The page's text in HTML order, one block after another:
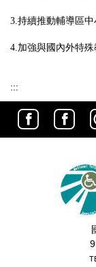
3.持續推動輔導區
4.加強與國內外特
:::